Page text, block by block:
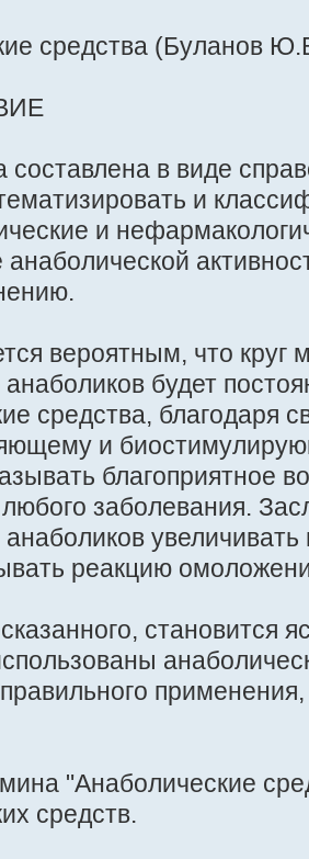
средства (Буланов
составлена в виде
и
и
вероятным, что круг
будет
средства, благодаря
и
благоприятное
любого заболевания.
анаболиков
реакцию
становится
"Анаболические
средств.